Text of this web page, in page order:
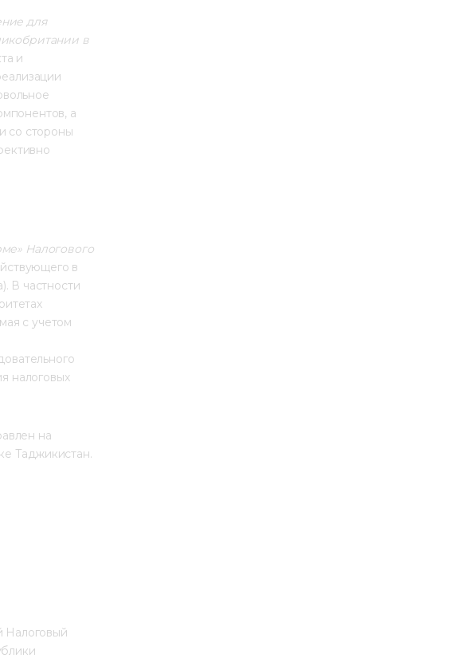
для
в
и
а
со стороны
Налогового
в
В частности
с учетом
налоговых
на
Таджикистан.
Налоговый